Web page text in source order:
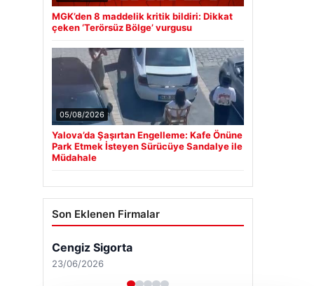
MGK’den 8 maddelik kritik bildiri: Dikkat
çeken ‘Terörsüz Bölge’ vurgusu
05/08/2026
Yalova’da Şaşırtan Engelleme: Kafe Önüne
Park Etmek İsteyen Sürücüye Sandalye ile
Müdahale
Son Eklenen Firmalar
Cengiz Sigorta
23/06/2026